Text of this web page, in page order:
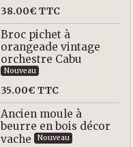
38.00€TTC
Broc pichet à
orangeade vintage
orchestre Cabu
Nouveau
35.00€TTC
Ancien moule à
beurre en bois décor
vache Nouveau